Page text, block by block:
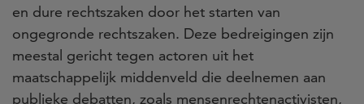
en dure rechtszaken door het starten van
ongegronde rechtszaken. Deze bedreigingen zijn
meestal gericht tegen actoren uit het
maatschappelijk middenveld die deelnemen aan
publieke debatten, zoals mensenrechtenactivisten,